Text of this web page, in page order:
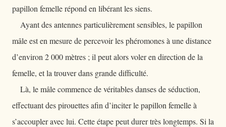
papillon femelle répond en libérant les siens.
Ayant des antennes particulièrement sensibles, le papillon
mâle est en mesure de percevoir les phéromones à une distance
d’environ 2 000 mètres ; il peut alors voler en direction de la
femelle, et la trouver dans grande difficulté.
Là, le mâle commence de véritables danses de séduction,
effectuant des pirouettes afin d’inciter le papillon femelle à
s’accoupler avec lui. Cette étape peut durer très longtemps. Si la